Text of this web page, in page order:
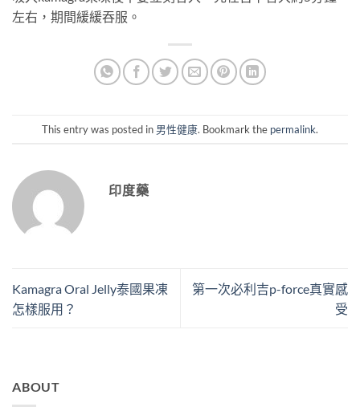
左右，期間緩緩吞服。
This entry was posted in 男性健康. Bookmark the permalink.
印度藥
Kamagra Oral Jelly泰國果凍
怎樣服用？
第一次必利吉p-force真實感
受
ABOUT